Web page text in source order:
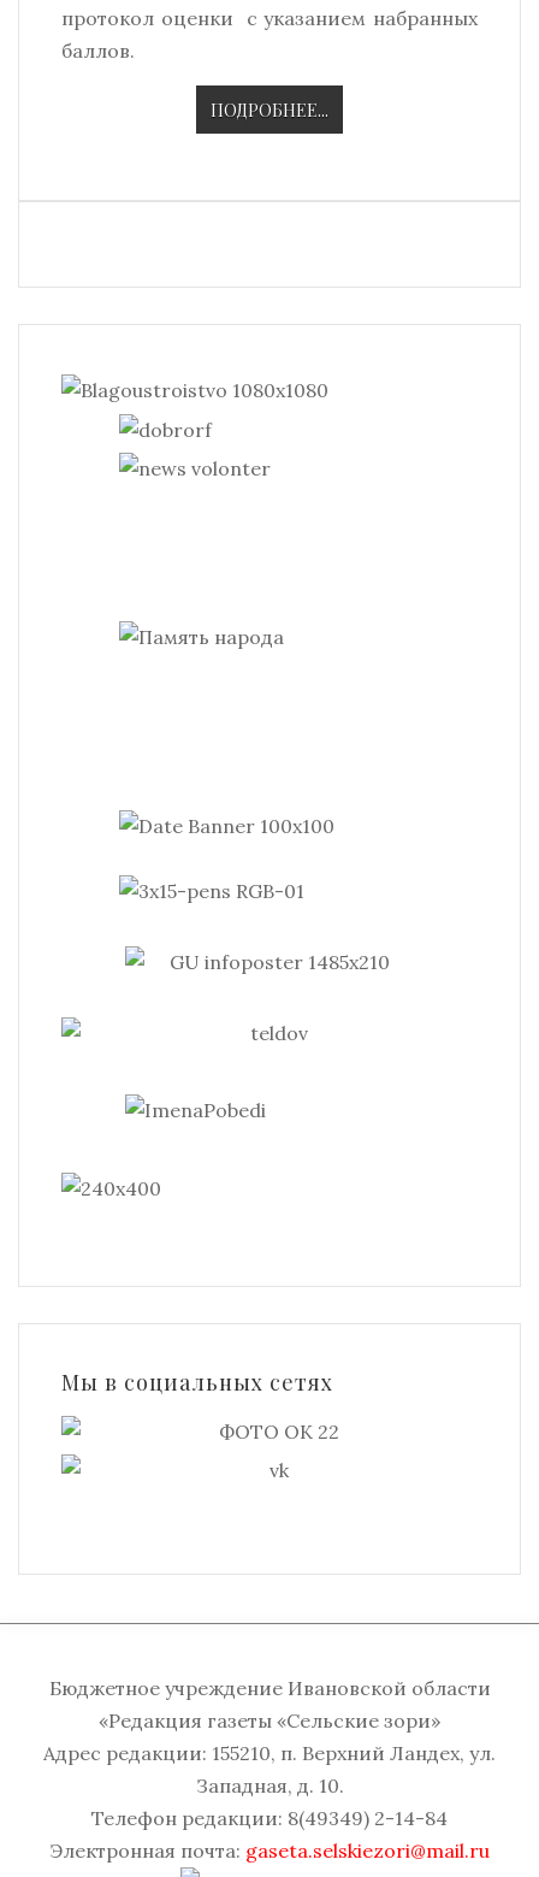
протокол оценки с указанием набранных
баллов.
ПОДРОБНЕЕ...
Мы в социальных сетях
Бюджетное учреждение Ивановской области
«Редакция газеты «Сельские зори»
Адрес редакции: 155210, п. Верхний Ландех, ул.
Западная, д. 10.
Телефон редакции: 8(49349) 2-14-84
Электронная почта: gaseta.selskiezori@mail.ru